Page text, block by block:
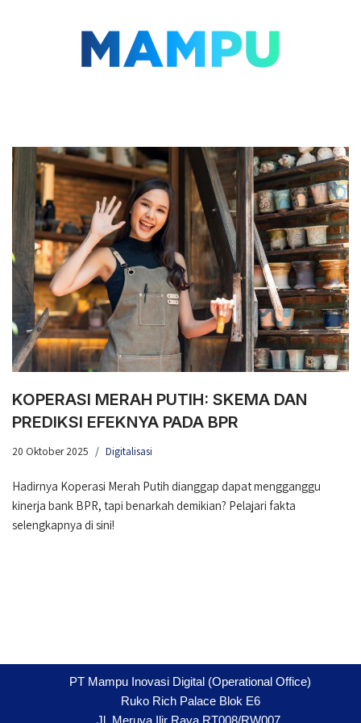
KOPERASI MERAH PUTIH: SKEMA DAN
PREDIKSI EFEKNYA PADA BPR
20 Oktober 2025 Digitalisasi
Hadirnya Koperasi Merah Putih dianggap dapat mengganggu
kinerja bank BPR, tapi benarkah demikian? Pelajari fakta
selengkapnya di sini!
PT Mampu Inovasi Digital (Operational Office)
Ruko Rich Palace Blok E6